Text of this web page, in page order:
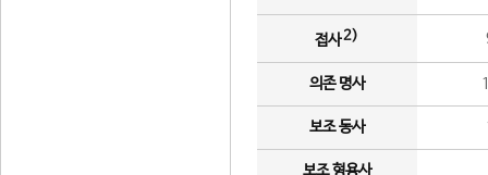
접사2)
의존 명사
보조 동사
보조 형용사